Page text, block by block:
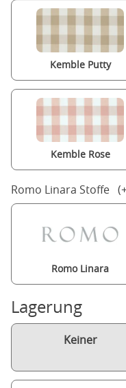
Kemble Putty
Kemble Rose
Romo Linara Stoffe
Romo Linara
Lagerung
Keiner